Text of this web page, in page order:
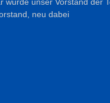
wurde unser Vorstand der
neu dabei